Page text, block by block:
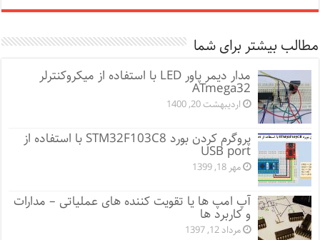
مطالب بیشتر برای شما
مدار دیمر پاور LED با استفاده از میکروکنترلر
ATmega32
اردیبهشت 20, 1400
پروگرم کردن بورد STM32F103C8 با استفاده از
USB port
مهر 18, 1399
آپ امپ ها یا تقویت کننده های عملیاتی – مدارات
و کاربرد ها
مرداد 12, 1397